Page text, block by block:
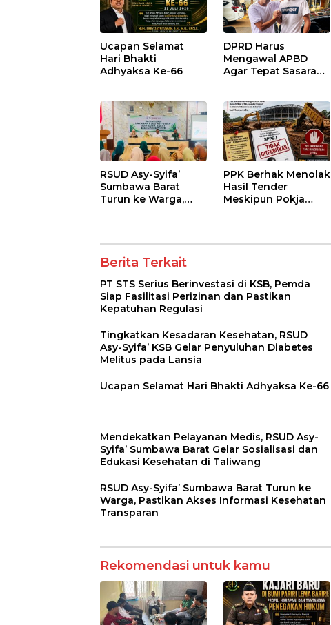
Ucapan Selamat
Hari Bhakti
Adhyaksa Ke-66
DPRD Harus
Mengawal APBD
Agar Tepat Sasaran
Kelompok Tertentu
RSUD Asy-Syifa’
Sumbawa Barat
Turun ke Warga,
PPK Berhak Menolak
Hasil Tender
Meskipun Pokja
Berita Terkait
PT STS Serius Berinvestasi di KSB, Pemda
Siap Fasilitasi Perizinan dan Pastikan
Kepatuhan Regulasi
Tingkatkan Kesadaran Kesehatan, RSUD
Asy-Syifa’ KSB Gelar Penyuluhan Diabetes
Melitus pada Lansia
Ucapan Selamat Hari Bhakti Adhyaksa Ke-66
Mendekatkan Pelayanan Medis, RSUD Asy-
Syifa’ Sumbawa Barat Gelar Sosialisasi dan
Edukasi Kesehatan di Taliwang
RSUD Asy-Syifa’ Sumbawa Barat Turun ke
Warga, Pastikan Akses Informasi Kesehatan
Transparan
Rekomendasi untuk kamu